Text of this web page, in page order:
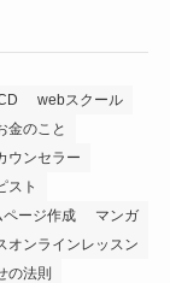
webスクール
金のこと
ウンセラー
スト
ページ作成
マンガ
オンラインレッスン
の法則